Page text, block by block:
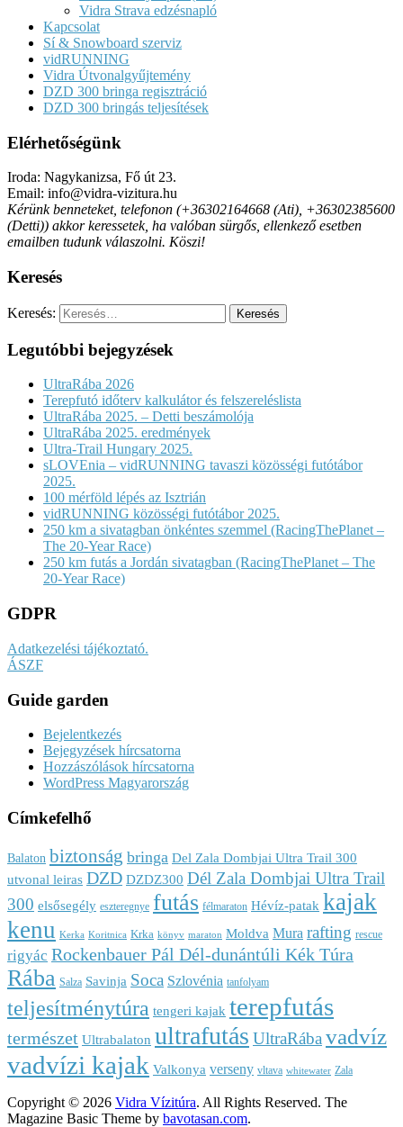
Vidra Strava edzésnapló
Kapcsolat
Sí & Snowboard szerviz
vidRUNNING
Vidra Útvonalgyűjtemény
DZD 300 bringa regisztráció
DZD 300 bringás teljesítések
Elérhetőségünk
Iroda: Nagykanizsa, Fő út 23.
Email: info@vidra-vizitura.hu
Kérünk benneteket, telefonon (+36302164668 (Ati), +36302385600
(Detti)) akkor keressetek, ha valóban sürgős, ellenkező esetben
emailben tudunk válaszolni. Köszi!
Keresés
Keresés:
Legutóbbi bejegyzések
UltraRába 2026
Terepfutó időterv kalkulátor és felszereléslista
UltraRába 2025. – Detti beszámolója
UltraRába 2025. eredmények
Ultra-Trail Hungary 2025.
sLOVEnia – vidRUNNING tavaszi közösségi futótábor
2025.
100 mérföld lépés az Isztrián
vidRUNNING közösségi futótábor 2025.
250 km a sivatagban önkéntes szemmel (RacingThePlanet –
The 20-Year Race)
250 km futás a Jordán sivatagban (RacingThePlanet – The
20-Year Race)
GDPR
Adatkezelési tájékoztató.
ÁSZF
Guide garden
Bejelentkezés
Bejegyzések hírcsatorna
Hozzászólások hírcsatorna
WordPress Magyarország
Címkefelhő
Balaton biztonság bringa Del Zala Dombjai Ultra Trail 300
utvonal leiras DZD DZDZ300 Dél Zala Dombjai Ultra Trail
300 elsősegély eszteregnye futás félmaraton Hévíz-patak kajak
kenu Kerka Koritnica Krka könyv maraton Moldva Mura rafting rescue
rigyác Rockenbauer Pál Dél-dunántúli Kék Túra
Rába Salza Savinja Soca Szlovénia tanfolyam
teljesítménytúra tengeri kajak terepfutás
természet Ultrabalaton ultrafutás UltraRába vadvíz
vadvízi kajak Valkonya verseny vltava whitewater Zala
Copyright © 2026 Vidra Vízitúra. All Rights Reserved. The
Magazine Basic Theme by bavotasan.com.